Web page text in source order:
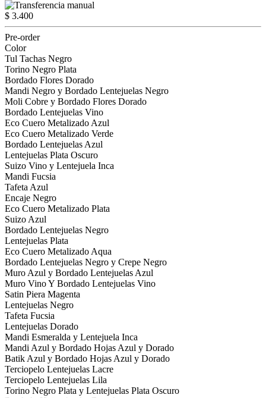
$ 3.400
Pre-order
Color
Tul Tachas Negro
Torino Negro Plata
Bordado Flores Dorado
Mandi Negro y Bordado Lentejuelas Negro
Moli Cobre y Bordado Flores Dorado
Bordado Lentejuelas Vino
Eco Cuero Metalizado Azul
Eco Cuero Metalizado Verde
Bordado Lentejuelas Azul
Lentejuelas Plata Oscuro
Suizo Vino y Lentejuela Inca
Mandi Fucsia
Tafeta Azul
Encaje Negro
Eco Cuero Metalizado Plata
Suizo Azul
Bordado Lentejuelas Negro
Lentejuelas Plata
Eco Cuero Metalizado Aqua
Bordado Lentejuelas Negro y Crepe Negro
Muro Azul y Bordado Lentejuelas Azul
Muro Vino Y Bordado Lentejuelas Vino
Satin Piera Magenta
Lentejuelas Negro
Tafeta Fucsia
Lentejuelas Dorado
Mandi Esmeralda y Lentejuela Inca
Mandi Azul y Bordado Hojas Azul y Dorado
Batik Azul y Bordado Hojas Azul y Dorado
Terciopelo Lentejuelas Lacre
Terciopelo Lentejuelas Lila
Torino Negro Plata y Lentejuelas Plata Oscuro